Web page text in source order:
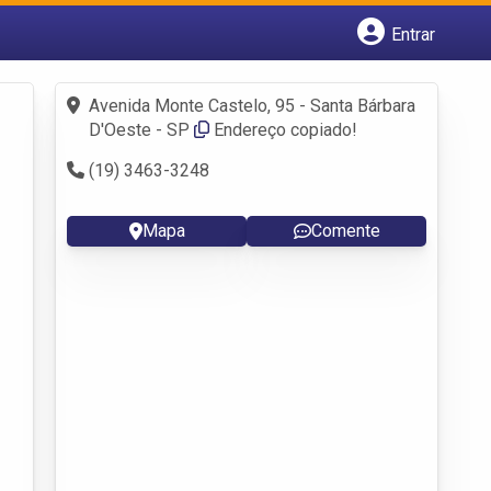
Entrar
Fazer login
Criar conta
Avenida Monte Castelo, 95 - Santa Bárbara
D'Oeste - SP
Endereço copiado!
(19) 3463-3248
Mapa Comente